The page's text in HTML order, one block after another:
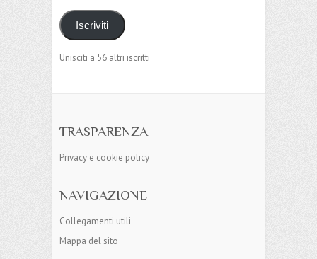
Iscriviti
Unisciti a 56 altri iscritti
TRASPARENZA
Privacy e cookie policy
NAVIGAZIONE
Collegamenti utili
Mappa del sito